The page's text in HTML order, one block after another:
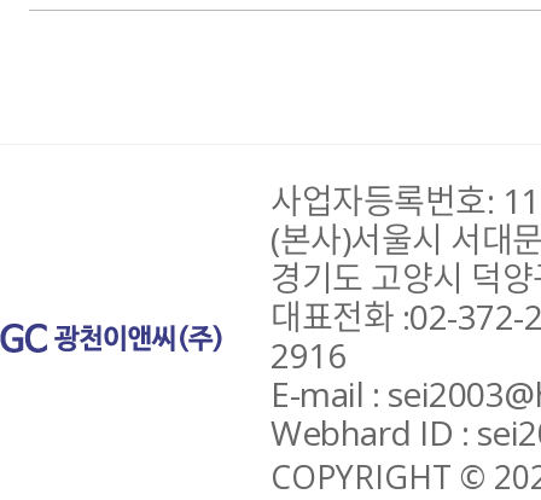
사업자등록번호:
(본사)서울시 서대
경기도 고양시 덕
대표전화 :02-
2916
E-mail :
Webhard ID :
COPYRIGHT ©